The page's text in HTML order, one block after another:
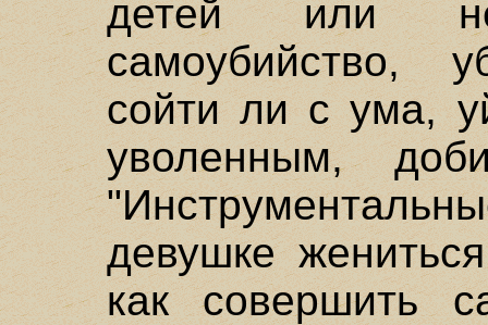
детей или
самоубийство,
сойти ли с ума,
уволенным,
девушке
как совершить